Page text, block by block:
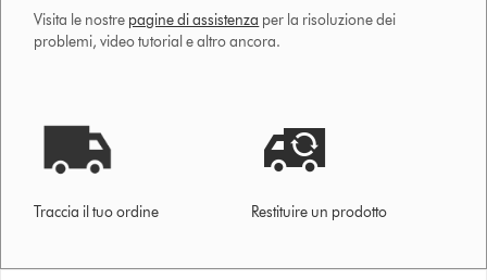
Visita le nostre pagine di assistenza per la risoluzione dei
problemi, video tutorial e altro ancora.
Traccia il tuo ordine Restituire un prodotto